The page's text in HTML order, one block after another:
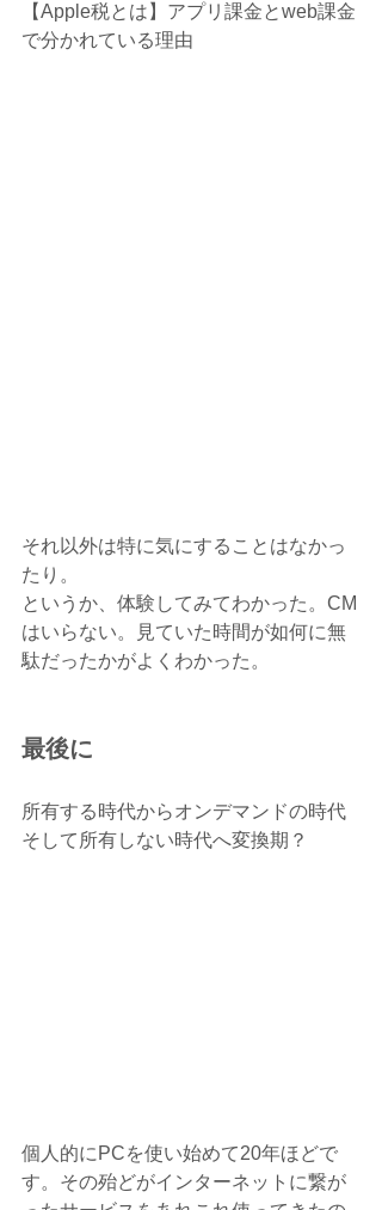
【Apple税とは】アプリ課金とweb課金
で分かれている理由
それ以外は特に気にすることはなかっ
たり。
というか、体験してみてわかった。CM
はいらない。見ていた時間が如何に無
駄だったかがよくわかった。
最後に
所有する時代からオンデマンドの時代
そして所有しない時代へ変換期？
個人的にPCを使い始めて20年ほどで
す。その殆どがインターネットに繋が